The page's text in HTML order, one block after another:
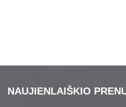
NAUJIENLAIŠKIO